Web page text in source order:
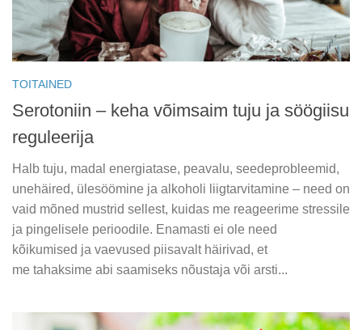
TOITAINED
Serotoniin – keha võimsaim tuju ja söögiisu
reguleerija
Halb tuju, madal energiatase, peavalu, seedeprobleemid,
unehäired, ülesöömine ja alkoholi liigtarvitamine – need on
vaid mõned mustrid sellest, kuidas me reageerime stressile
ja pingelisele perioodile. Enamasti ei ole need
kõikumised ja vaevused piisavalt häirivad, et
me tahaksime abi saamiseks nõustaja või arsti...